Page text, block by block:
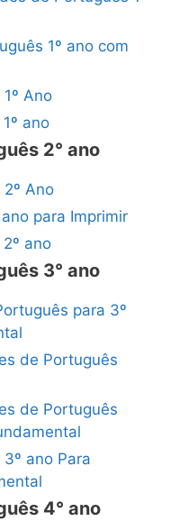
1º ano com
Ano
ano
2° ano
Ano
para Imprimir
ano
3° ano
para 3º
de Português
de Português
ano Para
4° ano